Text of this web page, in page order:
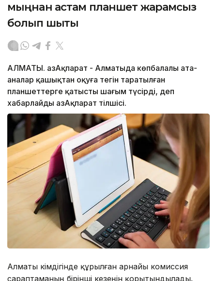
мыңнан астам планшет жарамсыз
болып шықты
АЛМАТЫ. ҚазАқпарат - Алматыда көпбалалы ата-
аналар қашықтан оқуға тегін таратылған
планшеттерге қатысты шағым түсірді, деп
хабарлайды ҚазАқпарат тілшісі.
Алматы әкімдігінде құрылған арнайы комиссия
сараптаманың бірінші кезеңін қорытындылады.